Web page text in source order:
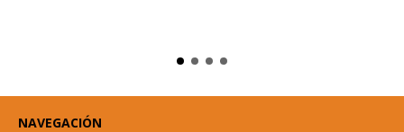
NAVEGACIÓN